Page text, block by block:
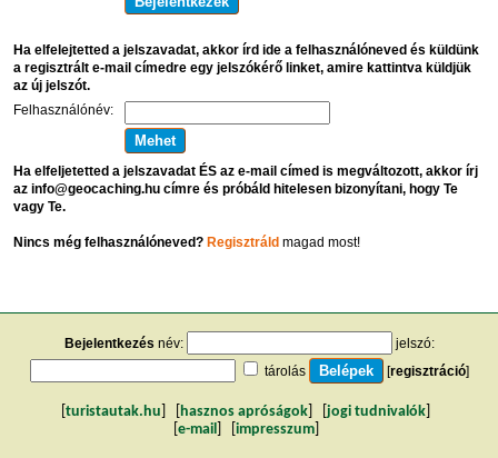
Ha elfelejtetted a jelszavadat, akkor írd ide a felhasználóneved és küldünk
a regisztrált e-mail címedre egy jelszókérő linket, amire kattintva küldjük
az új jelszót.
Felhasználónév:
Ha elfeljetetted a jelszavadat ÉS az e-mail címed is megváltozott, akkor írj
az info@geocaching.hu címre és próbáld hitelesen bizonyítani, hogy Te
vagy Te.
Nincs még felhasználóneved? Regisztráldmagad most!
Bejelentkezés név:
jelszó:
tárolás
[regisztráció]
turistautak.hu hasznos apróságok jogi tudnivalók
e-mail impresszum]